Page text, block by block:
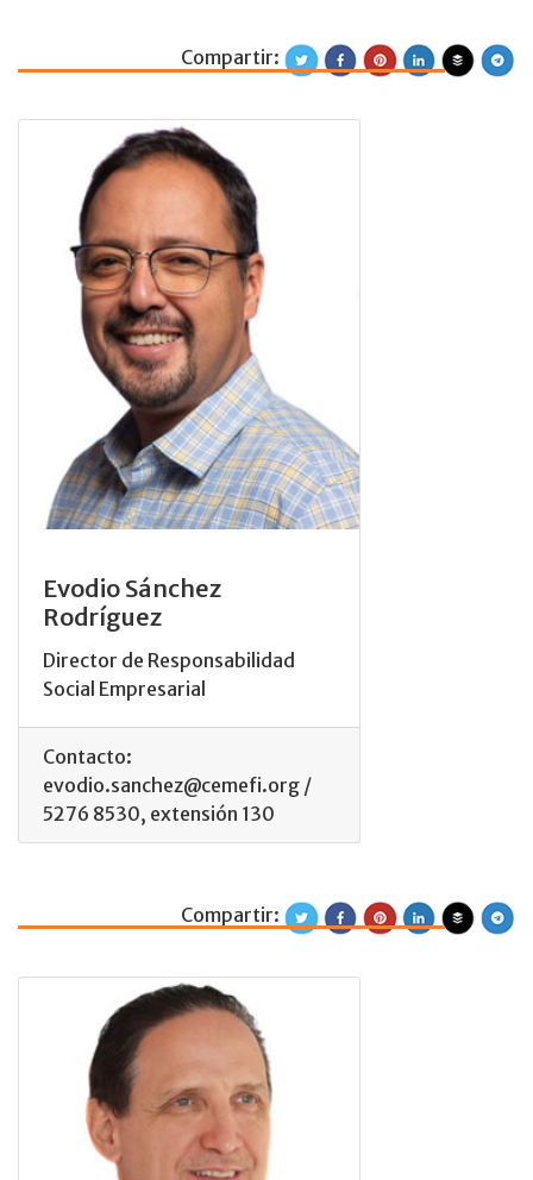
Evodio Sánchez
Compartir:
Evodio Sánchez
Rodríguez
Director de Responsabilidad
Social Empresarial
Contacto:
evodio.sanchez@cemefi.org /
5276 8530, extensión 130
Raúl García
Compartir: